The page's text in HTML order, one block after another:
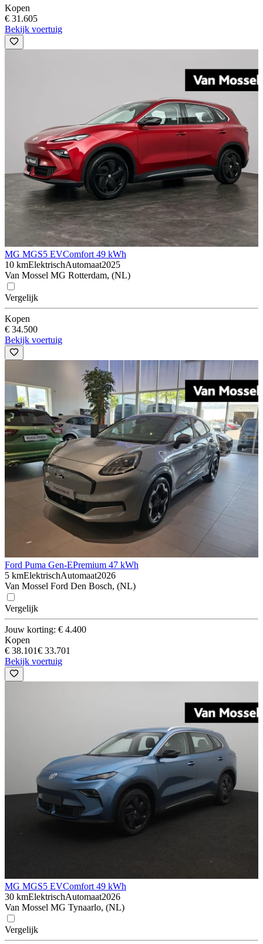
Kopen
€ 31.605
Bekijk voertuig
MG MGS5 EVComfort 49 kWh
10 kmElektrischAutomaat2025
Van Mossel MG Rotterdam, (NL)
Vergelijk
Kopen
€ 34.500
Bekijk voertuig
Ford Puma Gen-EPremium 47 kWh
5 kmElektrischAutomaat2026
Van Mossel Ford Den Bosch, (NL)
Vergelijk
Jouw korting: € 4.400
Kopen
€ 38.101€ 33.701
Bekijk voertuig
MG MGS5 EVComfort 49 kWh
30 kmElektrischAutomaat2026
Van Mossel MG Tynaarlo, (NL)
Vergelijk